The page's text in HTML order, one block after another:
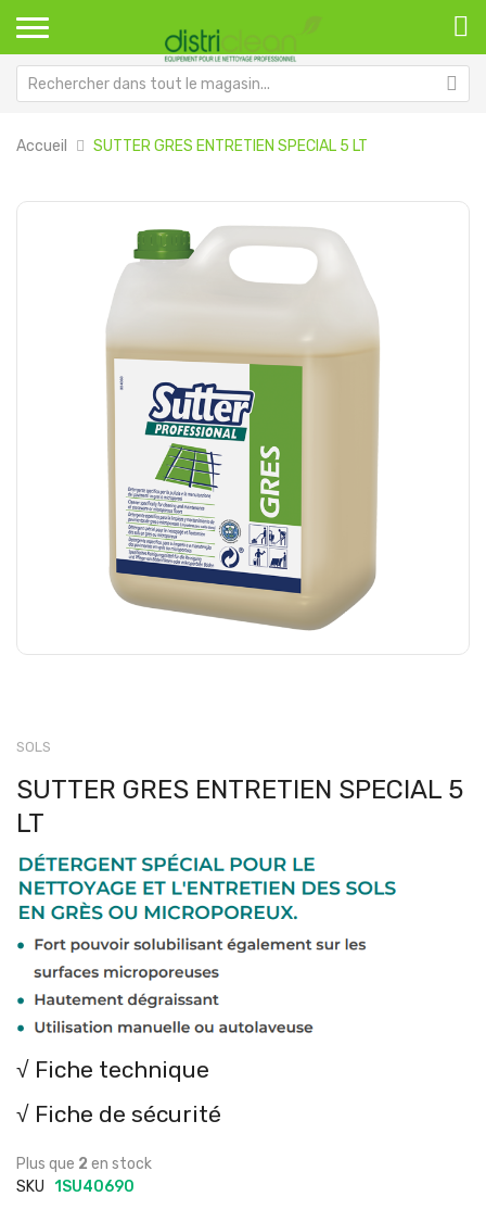
Accueil SUTTER GRES ENTRETIEN SPECIAL 5 LT
Passer
SOLS
SUTTER GRES ENTRETIEN SPECIAL 5
LT
√ Fiche technique
√ Fiche de sécurité
Plus que 2 en stock
SKU 1SU40690